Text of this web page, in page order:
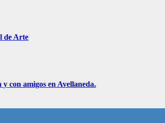
de Arte
con amigos en Avellaneda.